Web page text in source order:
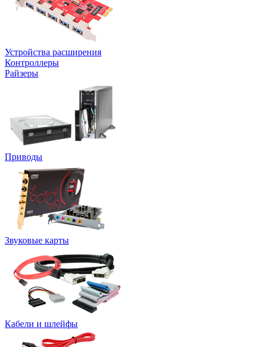
Устройства расширения
Контроллеры
Райзеры
Приводы
Звуковые карты
Кабели и шлейфы